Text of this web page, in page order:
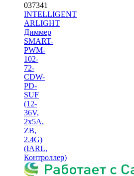
037341
INTELLIGENT
ARLIGHT
Диммер
SMART-
PWM-
102-
72-
CDW-
PD-
SUF
(12-
36V,
2x5A,
ZB,
2.4G)
(IARL,
Контроллер)